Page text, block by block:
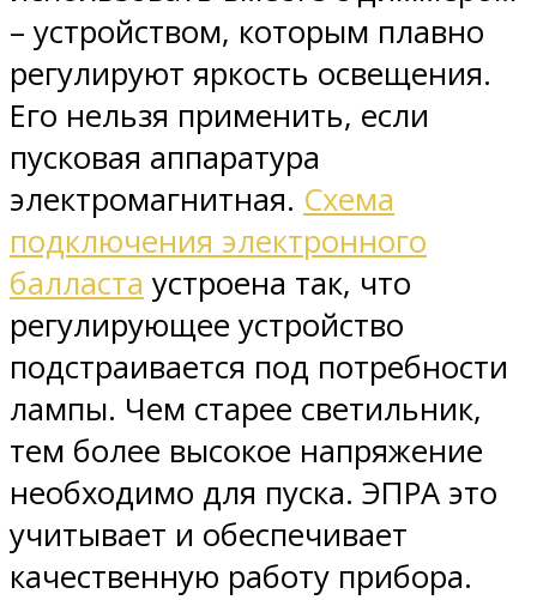
– устройством, которым плавно
регулируют яркость освещения.
Его нельзя применить, если
пусковая аппаратура
электромагнитная. Схема
подключения электронного
балласта устроена так, что
регулирующее устройство
подстраивается под потребности
лампы. Чем старее светильник,
тем более высокое напряжение
необходимо для пуска. ЭПРА это
учитывает и обеспечивает
качественную работу прибора.